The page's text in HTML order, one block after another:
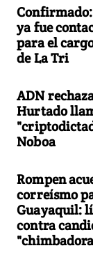
ya fue
para el
de La Tri
ADN
Hurtado
Noboa
Rompen
correísmo
Guayaquil:
contra